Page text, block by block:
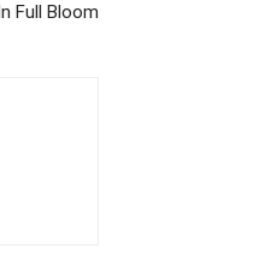
Full Bloom